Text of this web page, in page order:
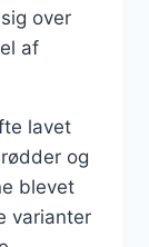
over
af
lavet
og
blevet
varianter